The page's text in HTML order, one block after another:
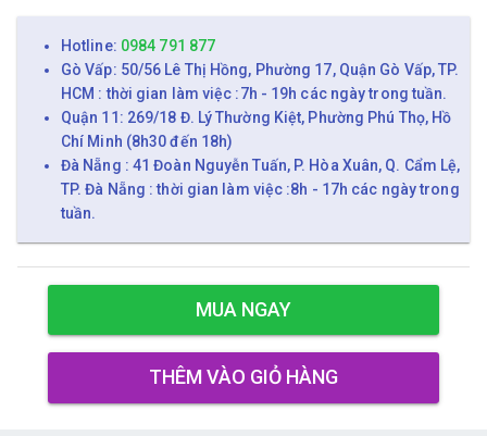
Hotline: 0984 791 877
Gò Vấp: 50/56 Lê Thị Hồng, Phường 17, Quận Gò Vấp, TP.
HCM : thời gian làm việc :7h - 19h các ngày trong tuần.
Quận 11: 269/18 Đ. Lý Thường Kiệt, Phường Phú Thọ, Hồ
Chí Minh (8h30 đến 18h)
Đà Nẵng : 41 Đoàn Nguyễn Tuấn, P. Hòa Xuân, Q. Cẩm Lệ,
TP. Đà Nẵng : thời gian làm việc :8h - 17h các ngày trong
tuần.
MUA NGAY
THÊM VÀO GIỎ HÀNG